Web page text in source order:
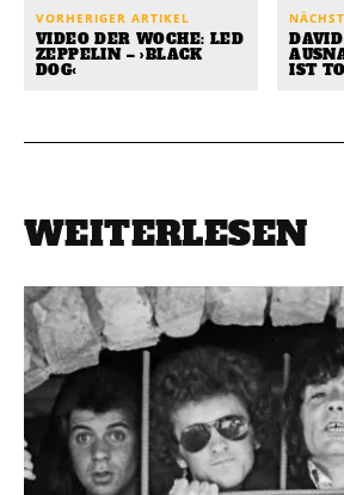
VORHERIGER ARTIKEL
VIDEO DER WOCHE: LED
ZEPPELIN – ›BLACK
DOG‹
IST
WEITERLESEN